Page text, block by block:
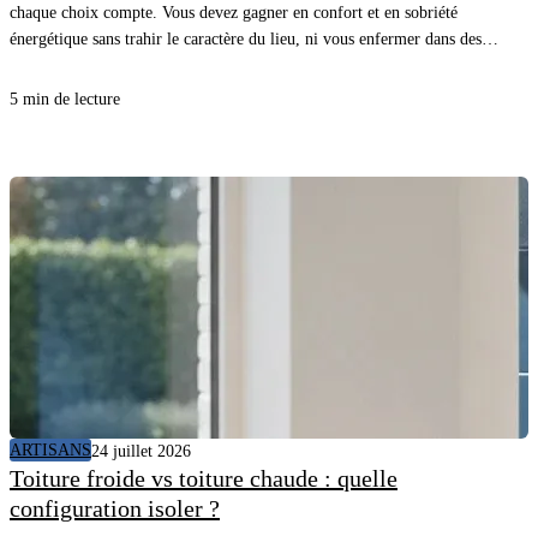
chaque choix compte. Vous devez gagner en confort et en sobriété
énergétique sans trahir le caractère du lieu, ni vous enfermer dans des
avancez vite, proprement, et vous sécurisez le résultat.
5 min de lecture
ARTISANS24 juillet 2026
Toiture froide vs toiture chaude : quelle
configuration isoler ?